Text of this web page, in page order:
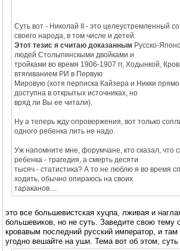
Суть вот - Николай II - это целеустремленный
своего народа, в том числе и детей.
Этот тезис я считаю доказанным Русско-
людей Столыпинскыми двойками и
тройками во время 1906-1907 гг, Ходынкой,
втягиванием РИ в Первую
Мировую (хотя перписка Кайзера и Никки
доступна в открытых источниках, но
вряд ли Вы ее читали).
Ну а теперь жду опровержения, вот только
одного ребенка лить не надо.
Уж напомните мне, форумчане, кто сказал, что
ребенка - трагедия, а смерть десяти
тысяч - статистика? А то не люблю я во время
ходить, обычно опираюсь на своих
тараканов....
это все большевистская хуцпа, лживая и
большевиков, но не суть. Заведите свою тему
кровавым последний русский император, и там
угодно вешайте на уши. Тема вот об этом,